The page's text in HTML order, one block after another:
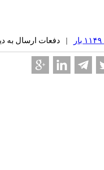
| دفعات ارسال به دیگران: